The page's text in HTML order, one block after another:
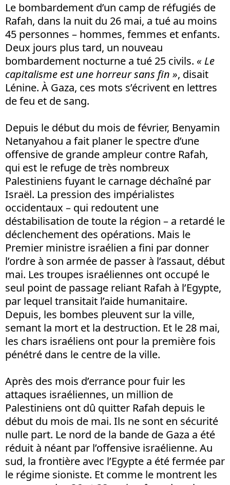
Le bombardement d’un camp de réfugiés de
Rafah, dans la nuit du 26 mai, a tué au moins
45 personnes – hommes, femmes et enfants.
Deux jours plus tard, un nouveau
bombardement nocturne a tué 25 civils. « Le
capitalisme est une horreur sans fin », disait
Lénine. À Gaza, ces mots s’écrivent en lettres
de feu et de sang.
Depuis le début du mois de février, Benyamin
Netanyahou a fait planer le spectre d’une
offensive de grande ampleur contre Rafah,
qui est le refuge de très nombreux
Palestiniens fuyant le carnage déchaîné par
Israël. La pression des impérialistes
occidentaux – qui redoutent une
déstabilisation de toute la région – a retardé le
déclenchement des opérations. Mais le
Premier ministre israélien a fini par donner
l’ordre à son armée de passer à l’assaut, début
mai. Les troupes israéliennes ont occupé le
seul point de passage reliant Rafah à l’Egypte,
par lequel transitait l’aide humanitaire.
Depuis, les bombes pleuvent sur la ville,
semant la mort et la destruction. Et le 28 mai,
les chars israéliens ont pour la première fois
pénétré dans le centre de la ville.
Après des mois d’errance pour fuir les
attaques israéliennes, un million de
Palestiniens ont dû quitter Rafah depuis le
début du mois de mai. Ils ne sont en sécurité
nulle part. Le nord de la bande de Gaza a été
réduit à néant par l’offensive israélienne. Au
sud, la frontière avec l’Egypte a été fermée par
le régime sioniste. Et comme le montrent les